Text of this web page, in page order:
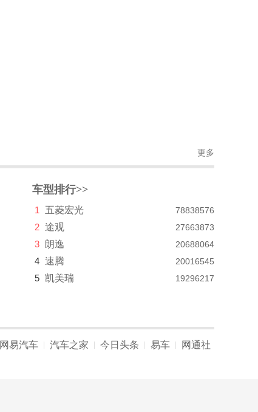
更多
车型排行>>
1 五菱宏光 78838576
2 途观 27663873
3 朗逸 20688064
4 速腾 20016545
5 凯美瑞 19296217
网易汽车 汽车之家 今日头条 易车 网通社